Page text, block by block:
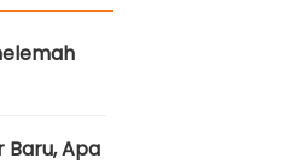
Baru, Apa